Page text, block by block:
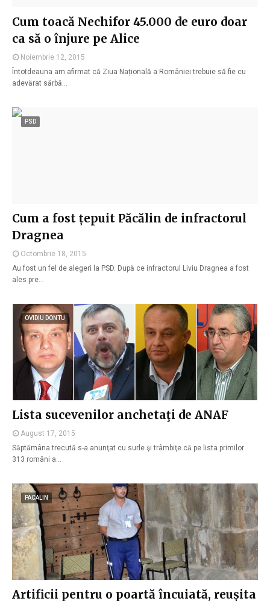
Cum toacă Nechifor 45.000 de euro doar
ca să o înjure pe Alice
Noiembrie 12, 2015
Întotdeauna am afirmat că Ziua Națională a României trebuie să fie cu
adevărat sărbă…
PSD
Cum a fost țepuit Păcălin de infractorul
Dragnea
Octombrie 18, 2015
Au fost un fel de alegeri la PSD. După ce infractorul Liviu Dragnea a fost
ales pre…
OVIDIU DONTU
Lista sucevenilor anchetaţi de ANAF
August 17, 2015
Săptămâna trecută s-a anunţat cu surle şi trâmbiţe că pe lista primilor
313 români a…
PACALIN
Artificii pentru o poartă încuiată, reușita